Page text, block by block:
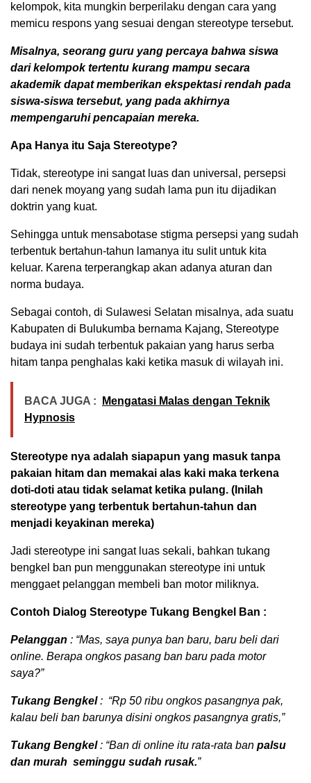
kelompok, kita mungkin berperilaku dengan cara yang
memicu respons yang sesuai dengan stereotype tersebut.
Misalnya, seorang guru yang percaya bahwa siswa
dari kelompok tertentu kurang mampu secara
akademik dapat memberikan ekspektasi rendah pada
siswa-siswa tersebut, yang pada akhirnya
mempengaruhi pencapaian mereka.
Apa Hanya itu Saja Stereotype?
Tidak, stereotype ini sangat luas dan universal, persepsi
dari nenek moyang yang sudah lama pun itu dijadikan
doktrin yang kuat.
Sehingga untuk mensabotase stigma persepsi yang sudah
terbentuk bertahun-tahun lamanya itu sulit untuk kita
keluar. Karena terperangkap akan adanya aturan dan
norma budaya.
Sebagai contoh, di Sulawesi Selatan misalnya, ada suatu
Kabupaten di Bulukumba bernama Kajang, Stereotype
budaya ini sudah terbentuk pakaian yang harus serba
hitam tanpa penghalas kaki ketika masuk di wilayah ini.
BACA JUGA :
Mengatasi Malas dengan Teknik
Hypnosis
Stereotype nya adalah siapapun yang masuk tanpa
pakaian hitam dan memakai alas kaki maka terkena
doti-doti atau tidak selamat ketika pulang. (Inilah
stereotype yang terbentuk bertahun-tahun dan
menjadi keyakinan mereka)
Jadi stereotype ini sangat luas sekali, bahkan tukang
bengkel ban pun menggunakan stereotype ini untuk
menggaet pelanggan membeli ban motor miliknya.
Contoh Dialog Stereotype Tukang Bengkel Ban :
Pelanggan : “Mas, saya punya ban baru, baru beli dari
online. Berapa ongkos pasang ban baru pada motor
saya?”
Tukang Bengkel: “Rp 50 ribu ongkos pasangnya pak,
kalau beli ban barunya disini ongkos pasangnya gratis,”
Tukang Bengkel: “Ban di online itu rata-rata ban palsu
dan murah seminggu sudah rusak.”